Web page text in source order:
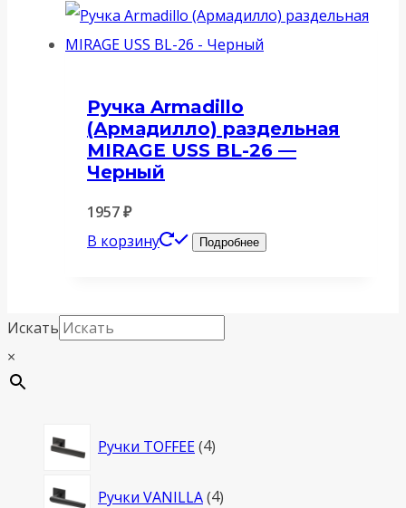
Ручка Armadillo
(Армадилло) раздельная
MIRAGE USS BL-26 —
Черный
1957₽
В корзину
Подробнее
Искать
×
Ручки TOFFEE 44
Ручки VANILLA 44